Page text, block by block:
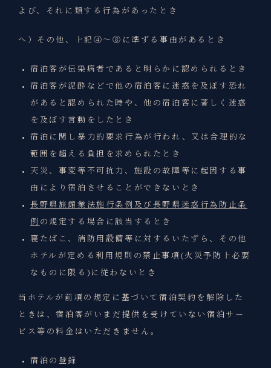
よび、それに類する行為があったとき
へ）その他、上記④～⑧に準ずる事由があるとき
宿泊客が伝染病者であると明らかに認められるとき
宿泊客が泥酔などで他の宿泊客に迷惑を及ぼす恐れ
があると認められた時や、他の宿泊客に著しく迷惑
を及ぼす言動をしたとき
宿泊に関し暴力的要求行為が行われ、又は合理的な
範囲を超える負担を求められたとき
天災、事変等不可抗力、施設の故障等に起因する事
由により宿泊させることができないとき
長野県旅館業法施行条例及び長野県迷惑行為防止条
例 の規定する場合に該当するとき
寝たばこ、消防用設備等に対するいたずら、その他
ホテルが定める利用規則の禁止事項(火災予防上必要
なものに限る)に従わないとき
当ホテルが前項の規定に基づいて宿泊契約を解除した
ときは、宿泊客がいまだ提供を受けていない宿泊サー
ビス等の料金はいただきません。
宿泊の登録